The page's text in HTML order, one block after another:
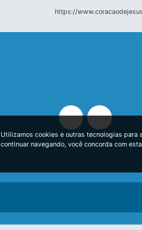
https://
Utilizamos cookies e outras tecnologias para
continuar navegando, você concorda com